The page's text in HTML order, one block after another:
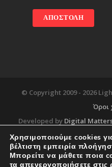
© Copyright 2009 - 2026
Όροι
Developed by Digital
Blog About
Χρησιμοποιούμε cookies
βέλτιστη εμπειρία
Μπορείτε να μάθετε ποια
τα απενεργοποιήσετε στις